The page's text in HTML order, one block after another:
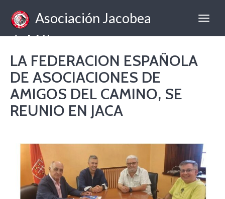
Asociación Jacobea
de Málaga
LA FEDERACION ESPAÑOLA
DE ASOCIACIONES DE
AMIGOS DEL CAMINO, SE
REUNIO EN JACA